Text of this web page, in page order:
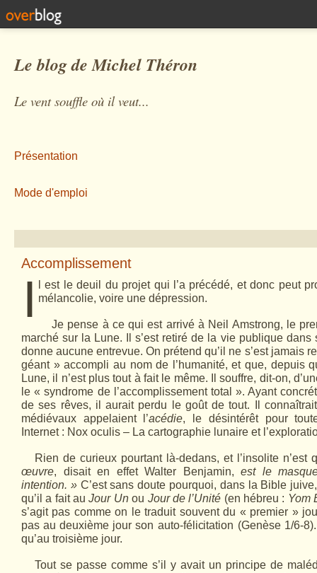
Le blog de Michel Théron
Le vent souffle où il veut...
Présentation
Mode d'emploi
Accomplissement
I
l est le deuil du projet qui l’a précédé, et donc peut
mélancolie, voire une dépression.
Je pense à ce qui est arrivé à Neil Amstrong, le
marché sur la Lune. Il s’est retiré de la vie publique dans
donne aucune entrevue. On prétend qu’il ne s’est jamais
géant » accompli au nom de l’humanité, et que, depuis
Lune, il n’est plus tout à fait le même. Il souffre, dit-on,
le « syndrome de l’accomplis­sement total ». Ayant
de ses rêves, il aurait perdu le goût de tout. Il
médiévaux appelaient l’acédie, le désintérêt pour
Internet : Nox oculis – La cartographie lunaire et
Rien de curieux pourtant là-dedans, et l’inso­lite n’est
œuvre, disait en effet Walter Benjamin,est le
intention. »C’est sans doute pourquoi, dans la Bible
qu’il a fait auJour Unou Jour de l’Unité (en hébreu : Yom
s’agit pas comme on le traduit souvent du « premier »
pas au deuxi­ème jour son auto-félicitation (Genèse 1/6-
qu’au troisième jour.
Tout se passe comme s’il y avait un principe de